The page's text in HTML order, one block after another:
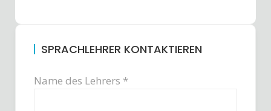
SPRACHLEHRER KONTAKTIEREN
Name des Lehrers *